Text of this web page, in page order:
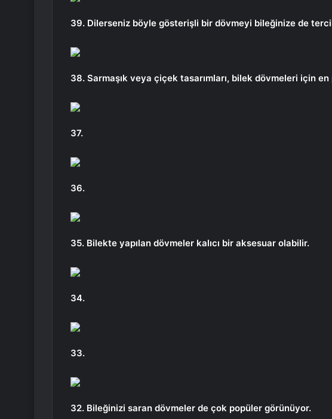
39. Dilerseniz böyle gösterişli bir dövmeyi bileğinize de
38. Sarmaşık veya çiçek tasarımları, bilek dövmeleri için en
37.
36.
35. Bilekte yapılan dövmeler kalıcı bir aksesuar olabilir.
34.
33.
32. Bileğinizi saran dövmeler de çok popüler görünüyor.